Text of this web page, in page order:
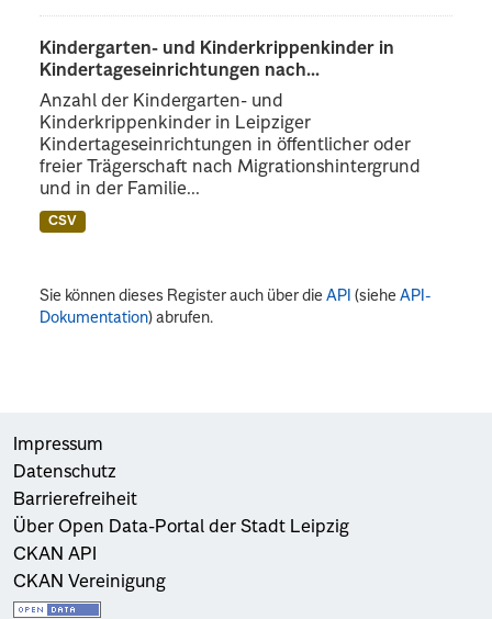
Kindergarten- und Kinderkrippenkinder in
Kindertageseinrichtungen nach...
Anzahl der Kindergarten- und
Kinderkrippenkinder in Leipziger
Kindertageseinrichtungen in öffentlicher oder
freier Trägerschaft nach Migrationshintergrund
und in der Familie...
CSV
Sie können dieses Register auch über dieAPI (sieheAPI-
Dokumentation) abrufen.
Impressum
Datenschutz
Barrierefreiheit
Über Open Data-Portal der Stadt Leipzig
CKAN API
CKAN Vereinigung